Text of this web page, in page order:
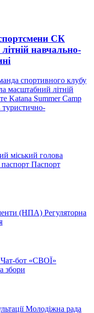
СК
навчально-
спортивного клубу
масштабний літній
Katana Summer Camp
туристично-
міський голова
Паспорт
(НПА) Регуляторна
Чат-бот «СВОЇ»
збори
Молодіжна рада